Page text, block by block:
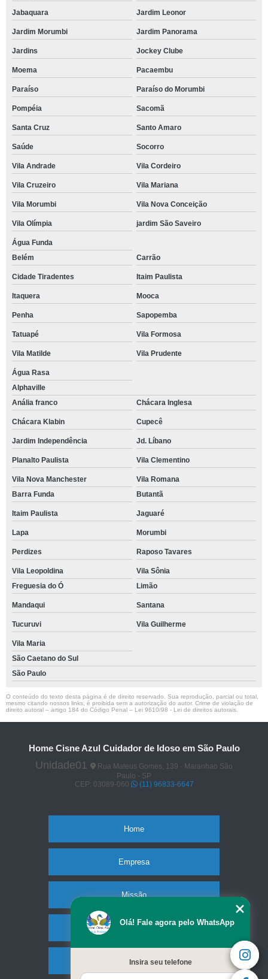
Jabaquara Jardim Leonor
Jardim Morumbi Jardim Panorama
Jardins Jockey Clube
Moema Pacaembu
Paraíso Paraíso do Morumbi
Pompéia Sacomã
Santa Cruz Santo Amaro
Saúde Socorro
Vila Andrade Vila Cordeiro
Vila Cruzeiro Vila Mariana
Vila Morumbi Vila Nova Conceição
Vila Olímpia jardim São Saveiro
Água Funda
Belém
Carrão
Cidade Tiradentes Itaim Paulista
Itaquera Mooca
Penha Sapopemba
Tatuapé Vila Formosa
Vila Matilde Vila Prudente
Água Rasa
Alphaville
Anália franco
Chácara Inglesa
Chácara Klabin Cupecê
Jardim Independência Jd. Líbano
Planalto Paulista Vila Clementino
Vila Nova Manchester
Vila Romana
Barra Funda
Butantã
Itaim Paulista Jaguaré
Lapa Morumbi
Perdizes Raposo Tavares
Vila Leopoldina
Vila Sônia
Freguesia do Ó
Limão
Mandaqui Santana
Tucuruvi Vila Guilherme
Vila Maria
São Caetano do Sul
São Paulo
O conteúdo do texto desta página é de direito reservado. Sua reprodução, parcial ou total,
mesmo citando nossos links, é proibida sem a autorização do autor. Crime de violação de
direito autoral – artigo 184 do Código Penal – Lei 9610/98 - Lei de direitos autorais.
Home Cisne Azul Cuidador de Idoso em São Paulo
Unidade01
Rua Mateus Gomes, 139 - Maranhao São
Paulo - SP
CEP: 03089-060
(11) 96833-6647
Home
Empresa
Missão
Serviços
Contato
Olá! Fale agora pelo WhatsApp
Insira seu telefone